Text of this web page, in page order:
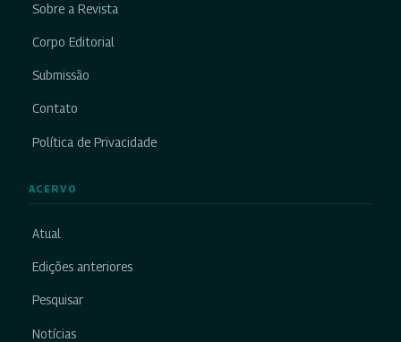
Sobre a Revista
Corpo Editorial
Submissão
Contato
Política de Privacidade
ACERVO
Atual
Edições anteriores
Pesquisar
Notícias